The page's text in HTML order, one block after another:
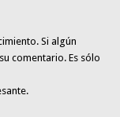
. Si algún
comentario. Es sólo